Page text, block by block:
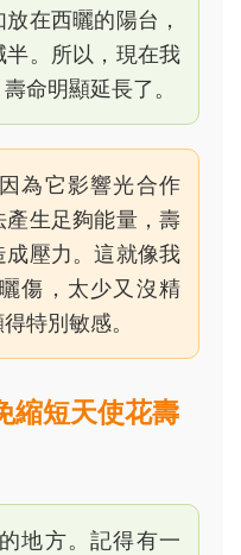
在西曬的陽台，
。所以，現在我
命明顯延長了。
為它影響光合作
生足夠能量，壽
壓力。這就像我
傷，太少又沒精
特別敏感。
縮短天使花壽
地方。記得有一